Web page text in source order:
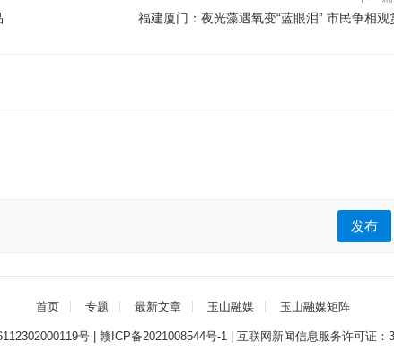
福建厦门：夜光藻遇氧变“蓝眼泪” 市民争相观
发布
首页 专题 最新文章 玉山融媒 玉山融媒矩阵
号 赣ICP备2021008544号-1 互联网新闻信息服务许可证：